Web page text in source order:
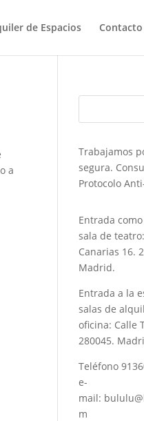
de Espacios Contacto
a
Trabajamos
segura.
Protocolo
Entrada
sala de
Canarias 16.
Madrid.
Entrada a la
salas de
oficina: Calle
280045.
Teléfono
e-
mail:
m